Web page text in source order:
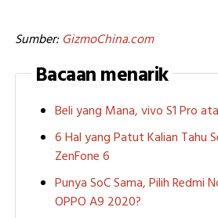
Sumber:GizmoChina.com
Bacaan menarik
Beli yang Mana, vivo S1 Pro
6 Hal yang Patut Kalian Tahu
ZenFone 6
Punya SoC Sama, Pilih Redmi
OPPO A9 2020?